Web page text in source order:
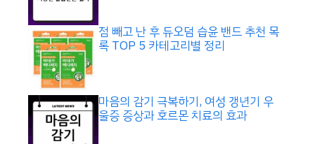
점 빼고 난 후 듀오덤 습윤 밴드 추천 목
록 TOP 5 카테고리별 정리
마음의 감기 극복하기, 여성 갱년기 우
울증 증상과 호르몬 치료의 효과